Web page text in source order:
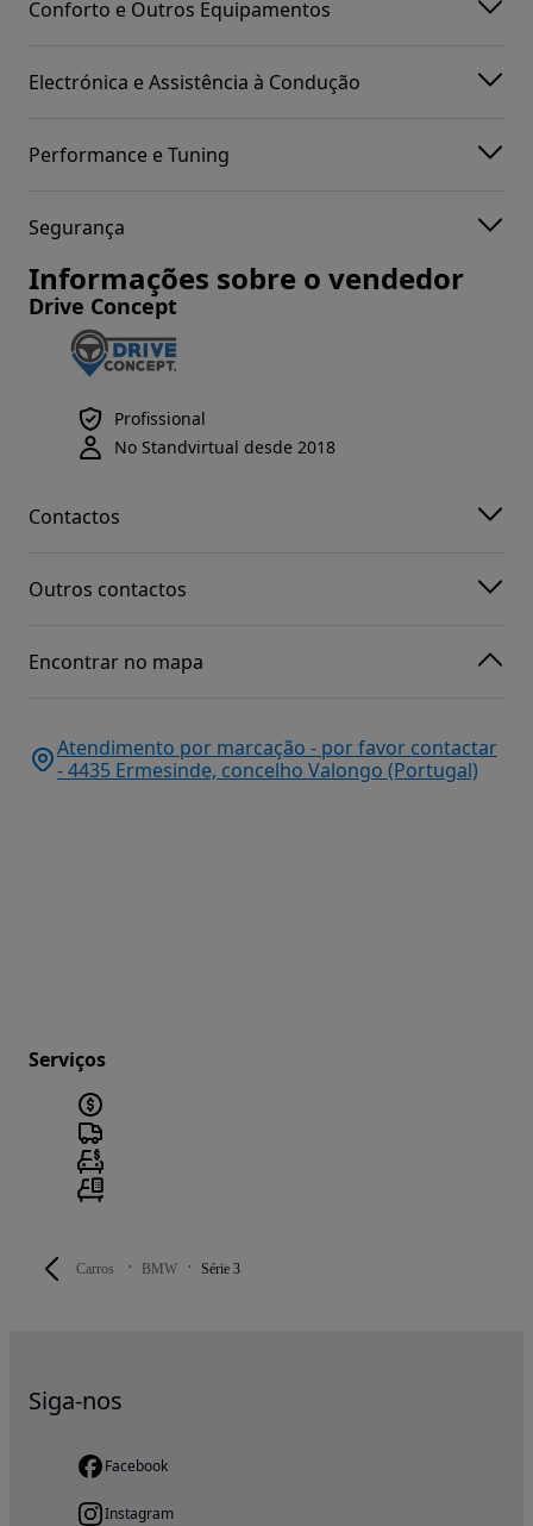
Carros BMW Série 3
Conforto e Outros Equipamentos
Electrónica e Assistência à Condução
Performance e Tuning
Segurança
Informações sobre o vendedor
Drive Concept
Profissional
No Standvirtual desde 2018
Contactos
Outros contactos
Encontrar no mapa
Atendimento por marcação - por favor contactar
- 4435 Ermesinde, concelho Valongo (Portugal)
Serviços
Siga-nos
Facebook
Instagram